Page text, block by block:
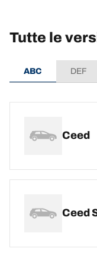
Tutte le
ABC DEF
Ceed
Ceed